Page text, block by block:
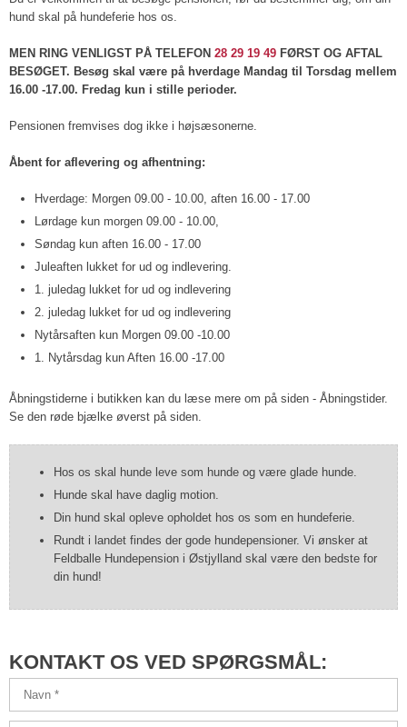
hund skal på hundeferie hos os.
MEN RING VENLIGST PÅ TELEFON 28 29 19 49FØRST OG AFTAL
BESØGET. Besøg skal være på hverdage Mandag til Torsdag mellem
16.00 -17.00. Fredag kun i stille perioder.
Pensionen fremvises dog ikke i højsæsonerne.
Åbent for aflevering og afhentning:
Hverdage: Morgen 09.00 - 10.00, aften 16.00 - 17.00​
Lørdage kun morgen 09.00 - 10.00,
Søndag kun aften 16.00 - 17.00
Juleaften lukket for ud og indlevering.
1. juledag lukket for ud og indlevering
2. juledag lukket for ud og indlevering
Nytårsaften kun Morgen 09.00 -10.00
1. Nytårsdag kun Aften 16.00 -17.00
Åbningstiderne i butikken kan du læse mere om på siden - Åbningstider.
Se den røde bjælke øverst på siden.
Hos os skal hunde leve som hunde og være glade hunde.
Hunde skal have daglig motion.
Din hund skal opleve opholdet hos os som en hundeferie.
Rundt i landet findes der gode hundepensioner. Vi ønsker at
Feldballe Hundepension i Østjylland skal være den bedste for
din hund!
​KONTAKT OS VED SPØRGSMÅL: